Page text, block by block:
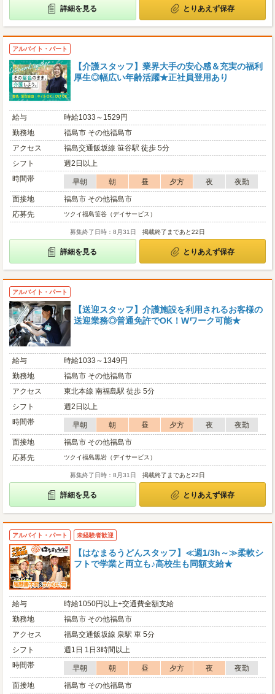
詳細を見る とりあえず保存
アルバイト・パート
【介護スタッフ】業界大手の安心感＆充実の福利
厚生◎幅広い年齢活躍★正社員登用あり
給与
時給1033～1529円
勤務地
福島市 その他福島市
アクセス
福島交通飯坂線 笹谷駅 徒歩 5分
シフト
週2日以上
時間帯
早朝 朝 昼 夕方 夜
夜勤
面接地
福島市 その他福島市
応募先
ツクイ福島笹谷（デイサービス）
募集終了日時：8月31日 掲載終了まであと22日
詳細を見る とりあえず保存
アルバイト・パート
【送迎スタッフ】介護施設を利用されるお客様の
送迎業務◎普通免許でOK！Wワーク可能★
給与
時給1033～1349円
勤務地
福島市 その他福島市
アクセス
東北本線 南福島駅 徒歩 5分
シフト
週2日以上
時間帯
早朝 朝 昼 夕方 夜
夜勤
面接地
福島市 その他福島市
応募先
ツクイ福島黒岩（デイサービス）
募集終了日時：8月31日 掲載終了まであと22日
詳細を見る とりあえず保存
アルバイト・パート 未経験者歓迎
【はなまるうどんスタッフ】≪週1/3h～≫柔軟シ
フトで学業と両立も♪高校生も同額支給★
給与
時給1050円以上+交通費全額支給
勤務地
福島市 その他福島市
アクセス
福島交通飯坂線 泉駅 車 5分
シフト
週1日 1日3時間以上
時間帯
早朝 朝 昼 夕方 夜
夜勤
面接地
福島市 その他福島市